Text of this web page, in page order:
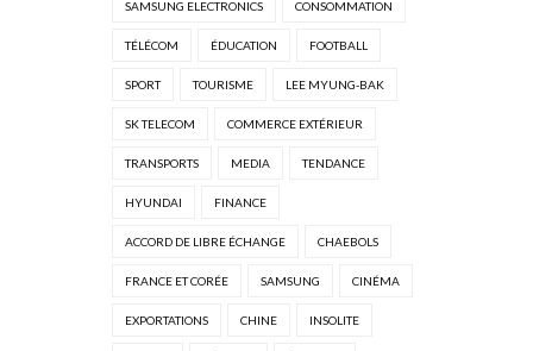
SAMSUNG ELECTRONICS CONSOMMATION
TÉLÉCOM ÉDUCATION FOOTBALL
SPORT TOURISME LEE MYUNG-BAK
SK TELECOM COMMERCE EXTÉRIEUR
TRANSPORTS MEDIA TENDANCE
HYUNDAI FINANCE
ACCORD DE LIBRE ÉCHANGE CHAEBOLS
FRANCE ET CORÉE SAMSUNG CINÉMA
EXPORTATIONS CHINE INSOLITE